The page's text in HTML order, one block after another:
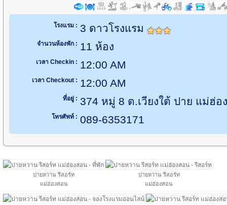
โรงแรม : 3 ดาวโรงแรม
จำนวนห้องพัก : 11 ห้อง
เวลา Checkin : 12:00 AM
เวลา Checkout : 12:00 AM
ที่อยู่ : 374 หมู่ 8 ต.เวียงใต้ ปาย แม่ฮ่อ
โทรศัพท์ : 089-6353171
ปายหวาน รีสอร์ท
แม่ฮ่องสอน
ปายหวาน รีสอร์ท
แม่ฮ่องสอน